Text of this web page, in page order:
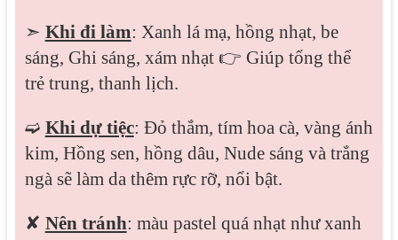
➣ Khi đi làm: Xanh lá mạ, hồng nhạt, be
sáng, Ghi sáng, xám nhạt 👉 Giúp tổng thể
trẻ trung, thanh lịch.
➫ Khi dự tiệc: Đỏ thắm, tím hoa cà, vàng ánh
kim, Hồng sen, hồng dâu, Nude sáng và trắng
ngà sẽ làm da thêm rực rỡ, nổi bật.
✘ Nên tránh: màu pastel quá nhạt như xanh